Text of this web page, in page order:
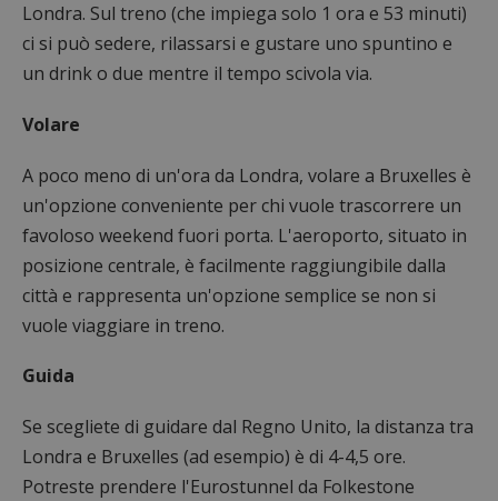
Londra. Sul treno (che impiega solo 1 ora e 53 minuti)
ci si può sedere, rilassarsi e gustare uno spuntino e
un drink o due mentre il tempo scivola via.
Volare
A poco meno di un'ora da Londra, volare a Bruxelles è
un'opzione conveniente per chi vuole trascorrere un
favoloso weekend fuori porta. L'aeroporto, situato in
posizione centrale, è facilmente raggiungibile dalla
città e rappresenta un'opzione semplice se non si
vuole viaggiare in treno.
Guida
Se scegliete di guidare dal Regno Unito, la distanza tra
Londra e Bruxelles (ad esempio) è di 4-4,5 ore.
Potreste prendere l'Eurostunnel da Folkestone